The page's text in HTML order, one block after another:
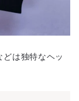
は独特なヘッ